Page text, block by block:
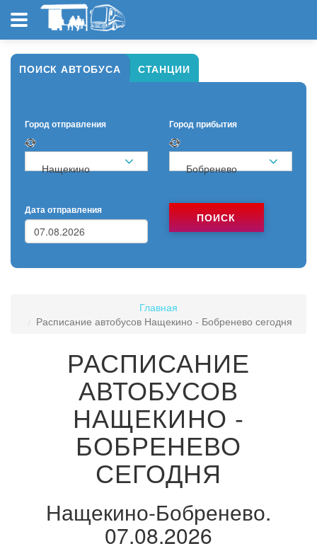
ПОИСК АВТОБУСА СТАНЦИИ
Город отправления
Нащекино
Город прибытия
Бобренево
Дата отправления
ПОИСК
Главная
Расписание автобусов Нащекино - Бобренево сегодня
РАСПИСАНИЕ
АВТОБУСОВ
НАЩЕКИНО -
БОБРЕНЕВО
СЕГОДНЯ
Нащекино-Бобренево.
07.08.2026